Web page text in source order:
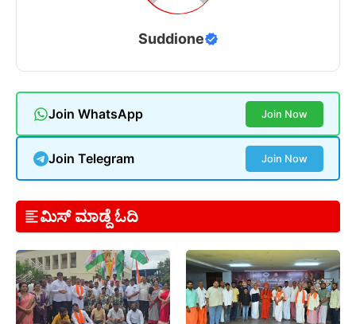
Suddione
Join WhatsApp Join Now
Join Telegram Join Now
ಮಿಸ್ ಮಾಡ್ದೆ ಓದಿ